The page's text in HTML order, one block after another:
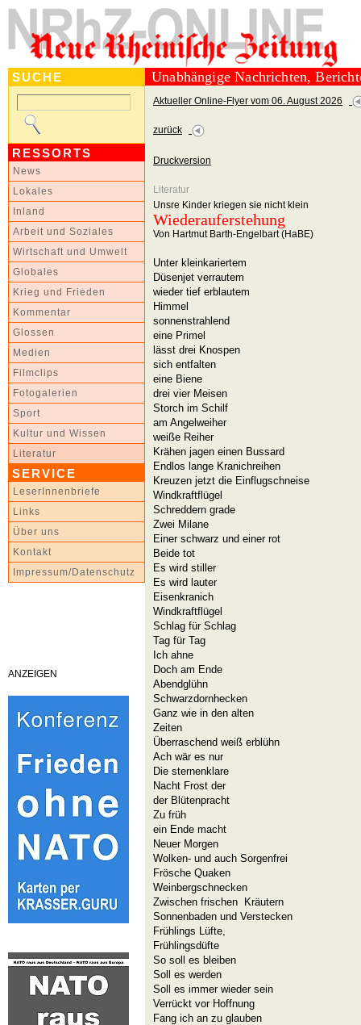
SUCHE
RESSORTS
News
Lokales
Inland
Arbeit und Soziales
Wirtschaft und Umwelt
Globales
Krieg und Frieden
Kommentar
Glossen
Medien
Filmclips
Fotogalerien
Sport
Kultur und Wissen
Literatur
SERVICE
LeserInnenbriefe
Links
Über uns
Kontakt
Impressum/Datenschutz
ANZEIGEN
Unabhängige Nachrichten,
Aktueller Online-Flyer vom 06. August 2026
zurück
Druckversion
Literatur
Unsre Kinder kriegen sie nicht klein
Wiederauferstehung
Von Hartmut Barth-Engelbart (HaBE)
Unter kleinkariertem
Düsenjet verrautem
wieder tief erblautem
Himmel
sonnenstrahlend
eine Primel
lässt drei Knospen
sich entfalten
eine Biene
drei vier Meisen
Storch im Schilf
am Angelweiher
weiße Reiher
Krähen jagen einen Bussard
Endlos lange Kranichreihen
Kreuzen jetzt die Einflugschneise
Windkraftflügel
Schreddern grade
Zwei Milane
Einer schwarz und einer rot
Beide tot
Es wird stiller
Es wird lauter
Eisenkranich
Windkraftflügel
Schlag für Schlag
Tag für Tag
Ich ahne
Doch am Ende
Abendglühn
Schwarzdornhecken
Ganz wie in den alten
Zeiten
Überraschend weiß erblühn
Ach wär es nur
Die sternenklare
Nacht Frost der
der Blütenpracht
Zu früh
ein Ende macht
Neuer Morgen
Wolken- und auch Sorgenfrei
Frösche Quaken
Weinbergschnecken
Zwischen frischen Kräutern
Sonnenbaden und Verstecken
Frühlings Lüfte,
Frühlingsdüfte
So soll es bleiben
Soll es werden
Soll es immer wieder sein
Verrückt vor Hoffnung
Fang ich an zu glauben